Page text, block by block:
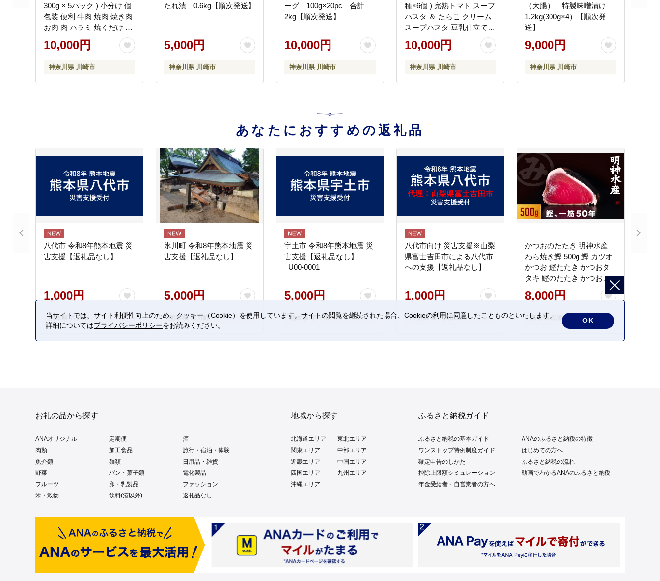
300g × 5パック ) 小分け 個
包装 便利 牛肉 焼肉 焼き肉
お肉 肉 ハラミ 焼くだけ 冷
凍 たれ 味付き BBQ アウト
ドア キャンプ 人気 おすす
10,000円
神奈川県 川崎市
たれ漬 0.6kg【順次発送】
5,000円
神奈川県 川崎市
ーグ 100g×20pc 合計
2kg【順次発送】
10,000円
神奈川県 川崎市
種×6個 ) 完熟トマト スープ
パスタ ＆ たらこ クリーム
スープパスタ 豆乳仕立て
12個 くるくるパスタ 容器
入 レトルト インスタント
軽 おいしい 常温保存 食品
加工食品 おすすめ 人気
10,000円
神奈川県 川崎市
（大腸） 特製味噌漬け
1.2kg(300g×4）【順次発
送】
9,000円
神奈川県 川崎市
あなたにおすすめの返礼品
八代市 令和8年熊本地震 災
害支援【返礼品なし】
1,000円
熊本県 八代市
氷川町 令和8年熊本地震 災
害支援【返礼品なし】
5,000円
熊本県 氷川町
宇土市 令和8年熊本地震 災
害支援【返礼品なし】
_U00-0001
5,000円
熊本県 宇土市
八代市向け 災害支援※山梨
県富士吉田市による八代市
への支援【返礼品なし】
1,000円
山梨県 富士吉田市
かつおのたたき 明神水産
わら焼き鰹 500g 鰹 カツオ
かつお 鰹たたき かつおタ
タキ 鰹のたたき かつおの
タタキ 藁焼き わら焼き 魚
さかな 海鮮 刺身 お刺身 冷
凍 ご家庭用 グルメ 特産品
ご当地 本場 高知 黒潮町 ギ
るさと納税 魚介類 高知県
8,000円
高知県 黒潮町
お礼の品から探す
ANAオリジナル 定期便
酒
肉類
加工食品
旅行・宿泊・体験
魚介類
麺類
日用品・雑貨
野菜
パン・菓子類
電化製品
フルーツ
卵・乳製品
ファッション
米・穀物
飲料(酒以外) 返礼品なし
地域から探す
北海道エリア
東北エリア
関東エリア
中部エリア
近畿エリア
中国エリア
四国エリア
九州エリア
沖縄エリア
ふるさと納税ガイド
ふるさと納税の基本ガイド
ANAのふるさと納税の特徴
ワンストップ特例制度ガイド
はじめての方へ
確定申告のしかた
ふるさと納税の流れ
控除上限額シミュレーション
動画でわかるANAのふるさと納税
年金受給者・自営業者の方へ
当サイトでは、サイト利便性向上のため、クッキー（Cookie）を使用しています。サイトの閲覧を継続された場合、Cookieの利用に同意したことものといたします。
詳細についてはプライバシーポリシーをお読みください。
OK